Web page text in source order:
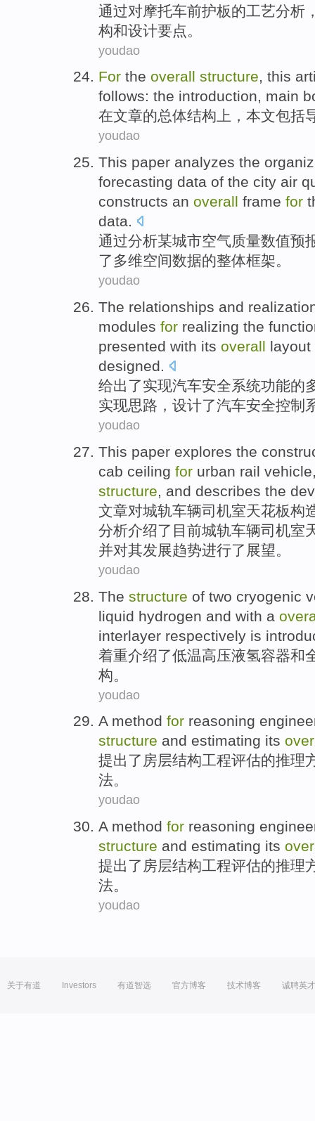
通过对摩托车前护板的工艺分析
构和设计要点 。
youdao
For the overall structure, this
follows: the introduction, main
在文章的总体结构 上， 本文包括
youdao
This paper analyzes the
forecasting data of the city air
constructs an overall frame for
data.
通过分析某城市空气质量数值预
了 多维空间数据的整体框架。
youdao
The relationships and
modules for realizing the
presented with its overall layout
designed.
给出了实现汽车安全系统功能的
实现思路 ， 设计了汽车安全控制
youdao
This paper explores the
cab ceiling for urban rail vehicle
structure, and describes the
文章对城轨车辆司机室天花板构
分析介绍了目前城轨车辆司机室
并对其发展趋势进行了展望。
youdao
The structure of two cryogenic
liquid hydrogen and with a
interlayer respectively is
着重介绍了低温高压液氢容器和
构 。
youdao
A method for reasoning
structure and estimating its
提出了房层结构工程评估的推理
法。
youdao
A method for reasoning
structure and estimating its
提出了房层结构工程评估的推理
法。
youdao
关于有道 Investors 有道智选 官方博客 技术博客 诚聘英才